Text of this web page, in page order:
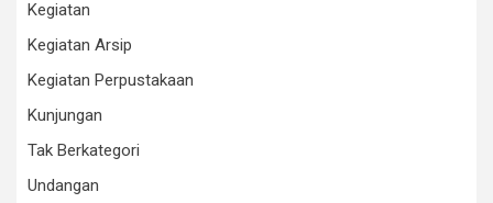
Kegiatan
Kegiatan Arsip
Kegiatan Perpustakaan
Kunjungan
Tak Berkategori
Undangan